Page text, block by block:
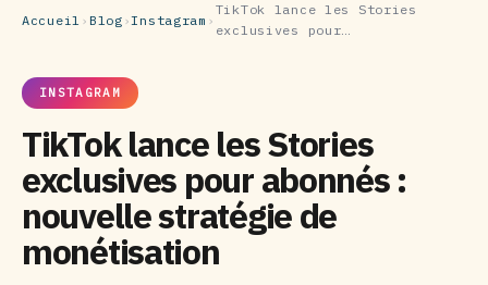
Accueil › Blog ›Instagram ›
TikTok lance les Stories
exclusives pour…
INSTAGRAM
TikTok lance les Stories
exclusives pour abonnés :
nouvelle stratégie de
monétisation